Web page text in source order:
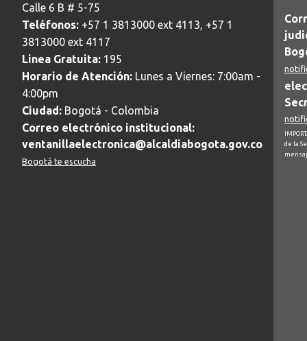
Calle 6 B # 5-75
Teléfonos: +57 1 3813000 ext 4113, +57 1
3813000 ext 4117
Linea Gratuita: 195
Horario de Atención: Lunes a Viernes: 7:00am -
4:00pm
Ciudad: Bogotá - Colombia
Correo electrónico institucional:
ventanillaelectronica@alcaldiabogota.gov.co
Bogotá te escucha
de la